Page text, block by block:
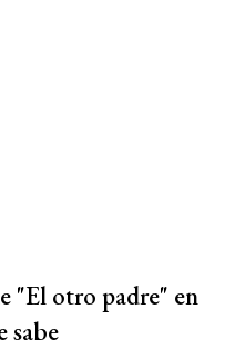
"El otro padre" en
sabe